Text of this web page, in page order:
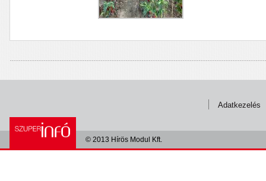
Adatkezelés
© 2013 Hírös Modul Kft.